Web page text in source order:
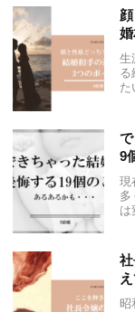
生
る
た
9
現
多
は
昭